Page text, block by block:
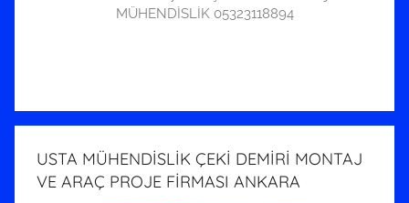
MÜHENDİSLİK 05323118894
USTA MÜHENDİSLİK ÇEKİ DEMİRİ MONTAJ
VE ARAÇ PROJE FİRMASI ANKARA